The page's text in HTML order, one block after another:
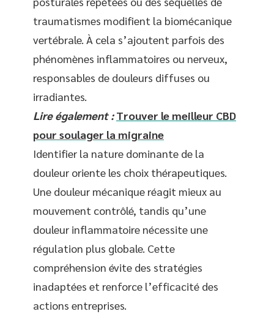
traumatismes modifient la biomécanique
vertébrale. À cela s’ajoutent parfois des
phénomènes inflammatoires ou nerveux,
responsables de douleurs diffuses ou
irradiantes.
Lire également : Trouver le meilleur CBD
pour soulager la migraine
Identifier la nature dominante de la
douleur oriente les choix thérapeutiques.
Une douleur mécanique réagit mieux au
mouvement contrôlé, tandis qu’une
douleur inflammatoire nécessite une
régulation plus globale. Cette
compréhension évite des stratégies
inadaptées et renforce l’efficacité des
actions entreprises.